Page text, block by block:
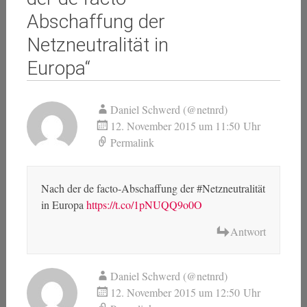
Abschaffung der
Netzneutralität in
Europa“
Daniel Schwerd (@netnrd)
12. November 2015 um 11:50 Uhr
Permalink
Nach der de facto-Abschaffung der #Netzneutralität
in Europa https://t.co/1pNUQQ9o0O
Antwort
Daniel Schwerd (@netnrd)
12. November 2015 um 12:50 Uhr